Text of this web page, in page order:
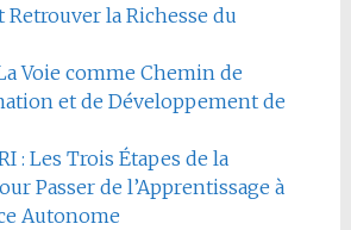
Retrouver la Richesse du
Voie comme Chemin de
et de Développement de
: Les Trois Étapes de la
Passer de l’Apprentissage à
Autonome